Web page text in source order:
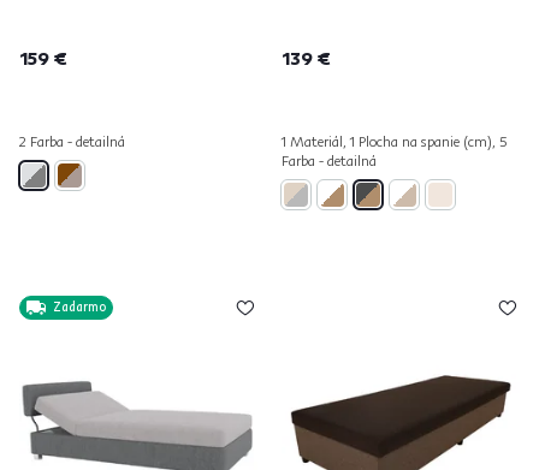
159 €
2 Farba - detailná
139 €
1 Materiál, 1 Plocha na spanie (cm), 5
Farba - detailná
Zadarmo